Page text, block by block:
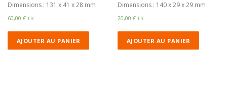
Dimensions : 131 x 41 x 28 mm
60,00 € TTC
AJOUTER AU PANIER
Dimensions : 140 x 29 x 29 mm
20,00€ TTC
AJOUTER AU PANIER